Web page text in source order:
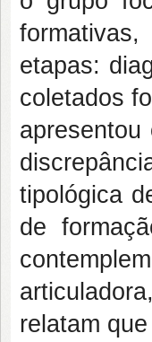
etapas:
coletados
tipológica
de
relatam